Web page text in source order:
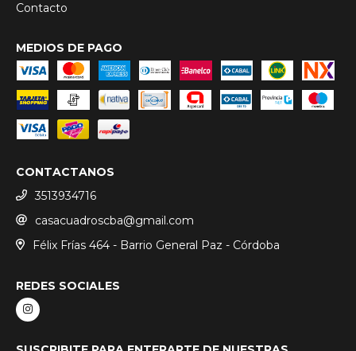
Contacto
MEDIOS DE PAGO
CONTACTANOS
3513934716
casacuadroscba@gmail.com
Félix Frías 464 - Barrio General Paz - Córdoba
REDES SOCIALES